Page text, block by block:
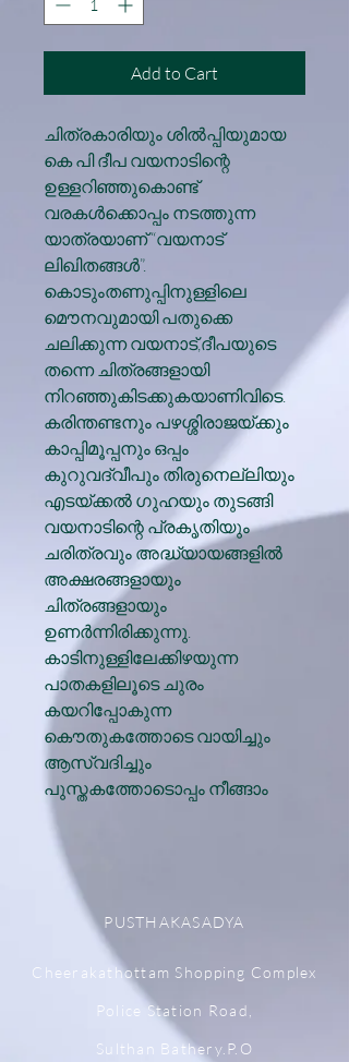
Add to Cart
ചിത്രകാരിയും ശിൽപ്പിയുമായ
കെ പി ദീപ വയനാടിന്റെ
ഉള്ളറിഞ്ഞുകൊണ്ട്
വരകൾക്കൊപ്പം നടത്തുന്ന
യാത്രയാണ് “വയനാട്
ലിഖിതങ്ങൾ”.
കൊടുംതണുപ്പിനുള്ളിലെ
മൌനവുമായി പതുക്കെ
ചലിക്കുന്ന വയനാട്,ദീപയുടെ
തന്നെ ചിത്രങ്ങളായി
നിറഞ്ഞുകിടക്കുകയാണിവിടെ.
കരിന്തണ്ടനും പഴശ്ശിരാജയ്ക്കും
കാപ്പിമൂപ്പനും ഒപ്പം
കുറുവദ്വീപും തിരുനെല്ലിയും
എടയ്ക്കൽ ഗുഹയും തുടങ്ങി
വയനാടിന്റെ പ്രകൃതിയും
ചരിത്രവും അദ്ധ്യായങ്ങളിൽ
അക്ഷരങ്ങളായും
ചിത്രങ്ങളായും
ഉണർന്നിരിക്കുന്നു.
കാടിനുള്ളിലേക്കിഴയുന്ന
പാതകളിലൂടെ ചുരം
കയറിപ്പോകുന്ന
കൌതുകത്തോടെ വായിച്ചും
ആസ്വദിച്ചും
പുസ്തകത്തോടൊപ്പം നീങ്ങാം
PUSTHAKASADYA
Cheerakathottam Shopping Complex
Police Station Road,
Sulthan Bathery.P.O